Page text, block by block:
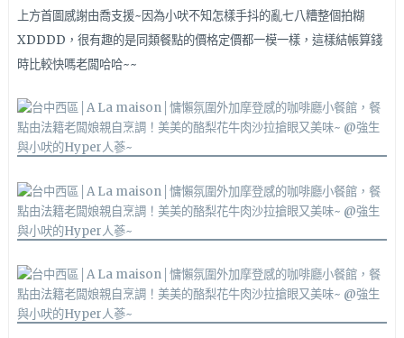
上方首圖感謝由喬支援~因為小吠不知怎樣手抖的亂七八糟整個拍糊
XDDDD，很有趣的是同類餐點的價格定價都一模一樣，這樣結帳算錢
時比較快嗎老闆哈哈~~